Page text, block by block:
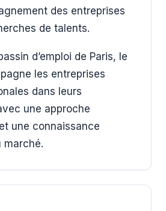
des entreprises
de talents.
d’emploi de Paris, le
les entreprises
dans leurs
une approche
une connaissance
marché.